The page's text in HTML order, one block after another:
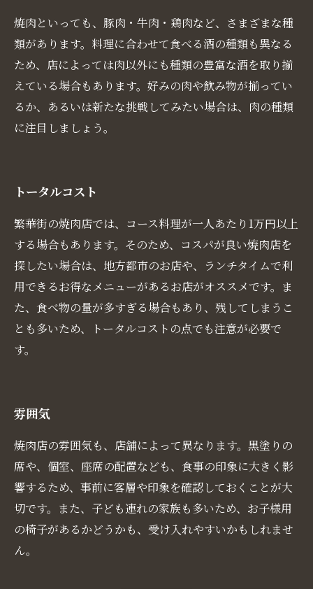
焼肉といっても、豚肉・牛肉・鶏肉など、さまざまな種
類があります。料理に合わせて食べる酒の種類も異なる
ため、店によっては肉以外にも種類の豊富な酒を取り揃
えている場合もあります。好みの肉や飲み物が揃ってい
るか、あるいは新たな挑戦してみたい場合は、肉の種類
に注目しましょう。
トータルコスト
繁華街の焼肉店では、コース料理が一人あたり1万円以上
する場合もあります。そのため、コスパが良い焼肉店を
探したい場合は、地方都市のお店や、ランチタイムで利
用できるお得なメニューがあるお店がオススメです。ま
た、食べ物の量が多すぎる場合もあり、残してしまうこ
とも多いため、トータルコストの点でも注意が必要で
す。
雰囲気
焼肉店の雰囲気も、店舗によって異なります。黒塗りの
席や、個室、座席の配置なども、食事の印象に大きく影
響するため、事前に客層や印象を確認しておくことが大
切です。また、子ども連れの家族も多いため、お子様用
の椅子があるかどうかも、受け入れやすいかもしれませ
ん。